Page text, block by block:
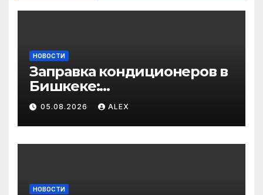
НОВОСТИ
Заправка кондиционеров в
Бишкеке:
профессиональные услуги
для дома и авто
05.08.2026 ALEX
НОВОСТИ